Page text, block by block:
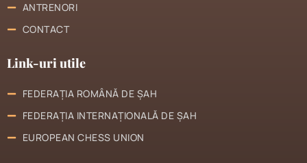
ANTRENORI
CONTACT
Link-uri utile
FEDERAȚIA ROMÂNĂ DE ȘAH
FEDERAȚIA INTERNAȚIONALĂ DE ȘAH
EUROPEAN CHESS UNION